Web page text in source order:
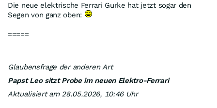
Die neue elektrische Ferrari Gurke hat jetzt sogar den
Segen von ganz oben:
=====
Glaubensfrage der anderen Art
Papst Leo sitzt Probe im neuen Elektro-Ferrari
Aktualisiert am 28.05.2026, 10:46 Uhr